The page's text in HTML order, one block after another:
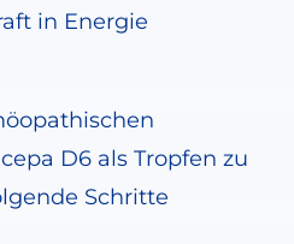
in Energie
D6 als Tropfen zu
Schritte